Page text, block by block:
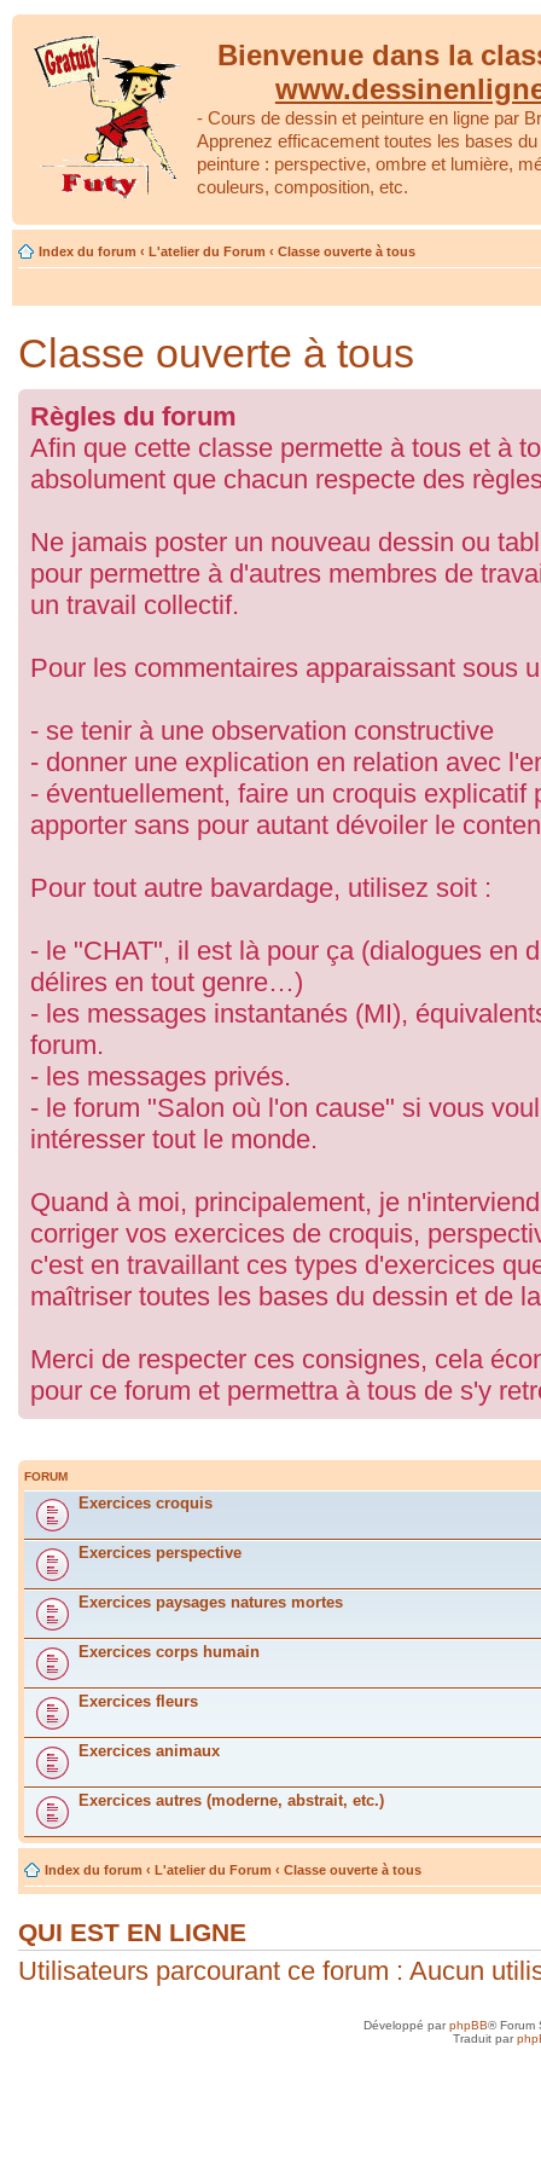
Bienvenue dans la
- Cours de dessin et peinture en ligne par
Apprenez efficacement toutes les bases
peinture : perspective, ombre et lumière,
couleurs, composition, etc.
Index du forum ‹ L'atelier du Forum ‹ Classe ouverte à tous
Classe ouverte à tous
Règles du forum
Afin que cette classe permette à tous et à
absolument que chacun respecte des
Ne jamais poster un nouveau dessin ou
pour permettre à d'autres membres de
un travail collectif.
Pour les commentaires apparaissant sous
- se tenir à une observation constructive
- donner une explication en relation avec
- éventuellement, faire un croquis explicatif
apporter sans pour autant dévoiler le
Pour tout autre bavardage, utilisez soit :
- le "CHAT", il est là pour ça (dialogues en
délires en tout genre…)
- les messages instantanés (MI),
forum.
- les messages privés.
- le forum "Salon où l'on cause" si vous
intéresser tout le monde.
Quand à moi, principalement, je
corriger vos exercices de croquis,
c'est en travaillant ces types d'exercices
maîtriser toutes les bases du dessin et de
Merci de respecter ces consignes, cela
pour ce forum et permettra à tous de s'y
FORUM
Exercices croquis
Exercices perspective
Exercices paysages natures mortes
Exercices corps humain
Exercices fleurs
Exercices animaux
Exercices autres (moderne, abstrait, etc.)
Index du forum ‹ L'atelier du Forum ‹ Classe ouverte à tous
QUI EST EN LIGNE
Utilisateurs parcourant ce forum : Aucun
Développé parphpBB® Forum
Traduit par